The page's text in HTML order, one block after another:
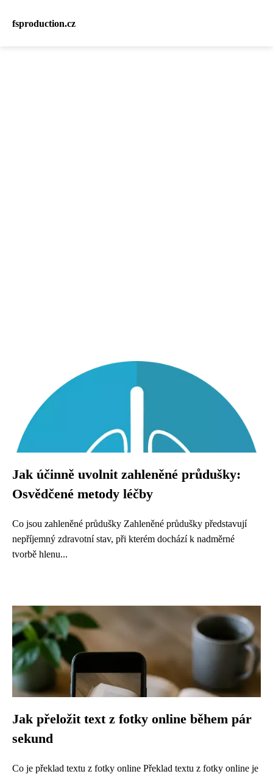
fsproduction.cz
Jak účinně uvolnit zahleněné průdušky:
Osvědčené metody léčby
Co jsou zahleněné průdušky Zahleněné průdušky představují
nepříjemný zdravotní stav, při kterém dochází k nadměrné
tvorbě hlenu...
Jak přeložit text z fotky online během pár
sekund
Co je překlad textu z fotky online Překlad textu z fotky online je